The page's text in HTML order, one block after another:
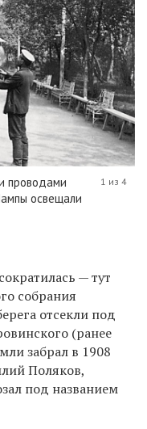
проводами
освещали
1 из 4
— тут
собрания
отсекли под
(ранее
забрал в 1908
Поляков,
под названием